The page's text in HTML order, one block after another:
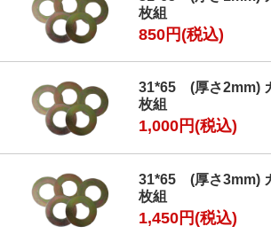
枚組
850円(税込)
31*65 (厚さ2mm)
枚組
1,000円(税込)
31*65 (厚さ3mm)
枚組
1,450円(税込)